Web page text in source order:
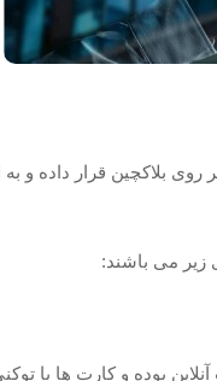
روی بلاکچین قرار داده و
زیر می باشند: